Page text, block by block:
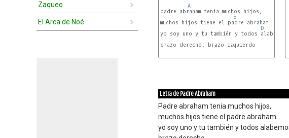
Zaqueo
El Arca de Noé
A
padre abraham tenia muchos hijos,
E
muchos hijos tiene el padre abraham
D
yo soy uno y tu también y todos alabemos
brazo derecho, brazo izquierdo
Letra de Padre Abraham
Padre abraham tenia muchos hijos,
muchos hijos tiene el padre abraham
yo soy uno y tu también y todos